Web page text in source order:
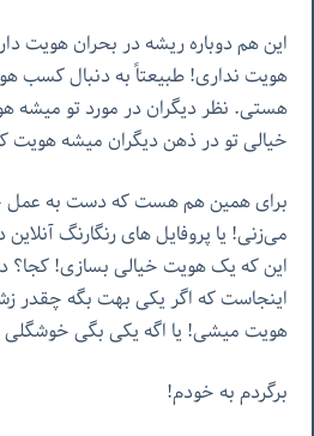
این هم دوباره ریشه در بحران هویت
هویت نداری! طبیعتاً به دنبال کسب
هستی. نظر دیگران در مورد تو میشه
خیالی تو در ذهن دیگران میشه هویت
برای همین هم هست که دست به عمل
می‌زنی! یا پروفایل های رنگارنگ
این که یک هویت خیالی بسازی! کجا؟
اینجاست که اگر یکی بهت بگه چقدر
هویت میشی! یا اگه یکی بگی خوشگلی
برگردم به خودم!